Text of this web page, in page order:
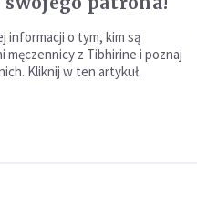
informacji o tym, kim są
męczennicy z Tibhirine i poznaj
Kliknij w ten artykuł.